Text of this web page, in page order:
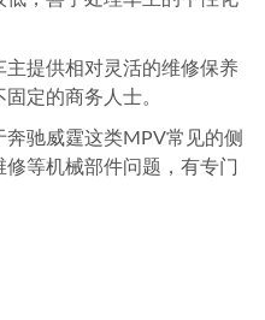
。
钣金修复、油漆喷涂以及内
车辆外观修复有较高要求
频繁使用导致的内饰件异
，善于处理车主的个性化